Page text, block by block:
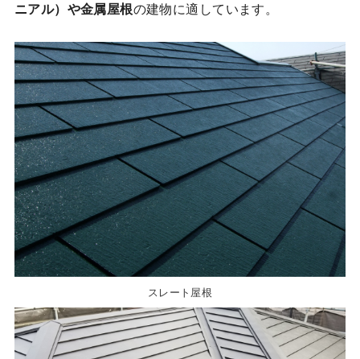
ニアル）や金属屋根の建物に適しています。
スレート屋根